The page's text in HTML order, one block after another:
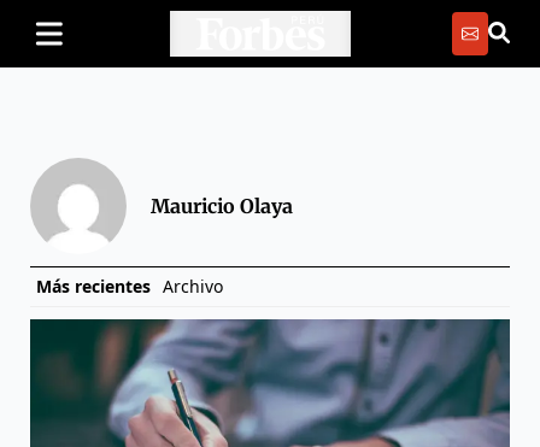
Mauricio Olaya
Más recientes Archivo